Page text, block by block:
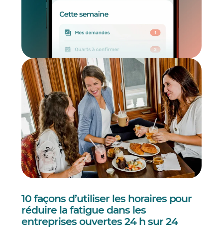
10 façons d’utiliser les horaires pour
réduire la fatigue dans les
entreprises ouvertes 24 h sur 24